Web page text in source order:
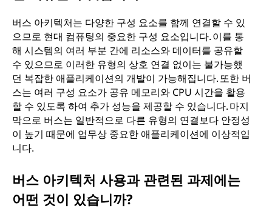
버스 아키텍처는 다양한 구성 요소를 함께 연결할 수 있
으므로 현대 컴퓨팅의 중요한 구성 요소입니다. 이를 통
해 시스템의 여러 부분 간에 리소스와 데이터를 공유할
수 있으므로 이러한 유형의 상호 연결 없이는 불가능했
던 복잡한 애플리케이션의 개발이 가능해집니다. 또한 버
스는 여러 구성 요소가 공유 메모리와 CPU 시간을 활용
할 수 있도록 하여 추가 성능을 제공할 수 있습니다. 마지
막으로 버스는 일반적으로 다른 유형의 연결보다 안정성
이 높기 때문에 업무상 중요한 애플리케이션에 이상적입
니다.
버스 아키텍처 사용과 관련된 과제에는
어떤 것이 있습니까?